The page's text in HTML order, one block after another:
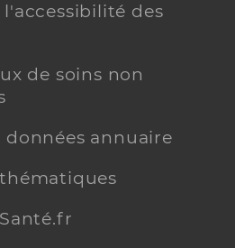
des
de soins non
données annuaire
thématiques